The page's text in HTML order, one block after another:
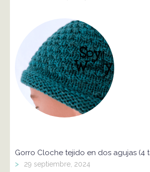
Gorro Cloche tejido en dos agujas (4
> 29 septiembre, 2024